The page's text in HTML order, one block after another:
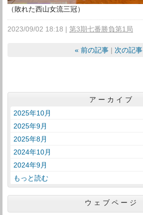
（敗れた西山女流三冠）
2023/09/02 18:18 第3期七番勝負第1局
« 前の記事 次の記事
アーカイブ
2025年10月
2025年9月
2025年8月
2024年10月
2024年9月
もっと読む
ウェブページ